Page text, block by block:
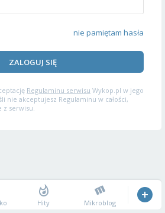
nie pamiętam hasła
ZALOGUJ SIĘ
Regulaminu serwisu Wykop.pl w jego
nie akceptujesz Regulaminu w całości,
z serwisu.
Hity Mikroblog